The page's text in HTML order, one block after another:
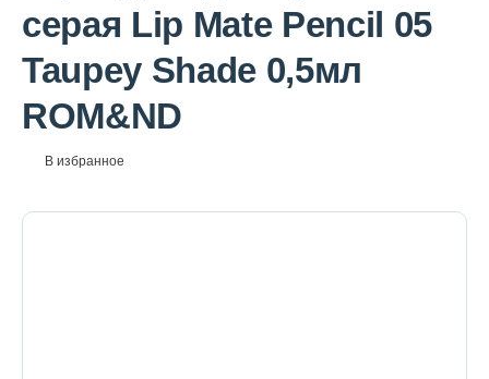
*OVERSTOCK -30%
Уход за лицом
серая Lip Mate Pencil 05
Taupey Shade 0,5мл
ROM&ND
В избранное